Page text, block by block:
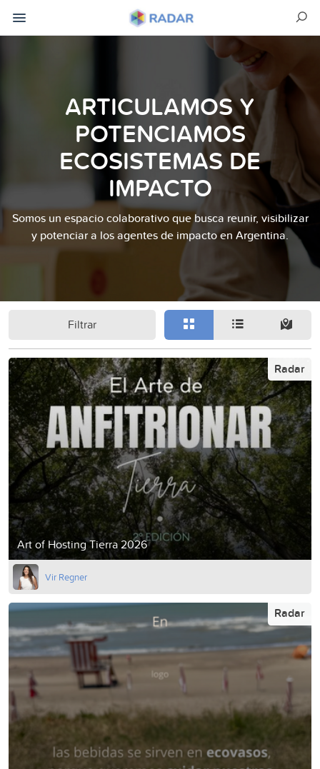
ARTICULAMOS Y
POTENCIAMOS
ECOSISTEMAS DE
IMPACTO
Somos un espacio colaborativo que busca reunir, visibilizar
y potenciar a los agentes de impacto en Argentina.
Filtrar
Art of Hosting Tierra 2026
Radar
Vir Regner
Radar